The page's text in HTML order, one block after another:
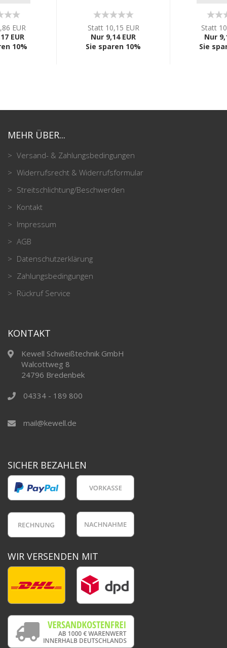
EUR
EUR
10%
Statt 10,15 EUR
Nur 9,14 EUR
Sie sparen 10%
Statt
Nur
Sie
MEHR ÜBER...
Versand- & Zahlungsbedingungen
Widerrufsrecht & Widerrufsformular
Streitschlichtung/Beschwerden
Kontakt
Impressum
AGB
Datenschutzerklärung
Zahlungsbedingungen
Rückruf Service
KONTAKT
Kewell Schweißtechnik GmbH
Walcottweg 8
24796 Bredenbek
04334 - 189 800
mail@kewell.de
SICHER BEZAHLEN
WIR VERSENDEN MIT